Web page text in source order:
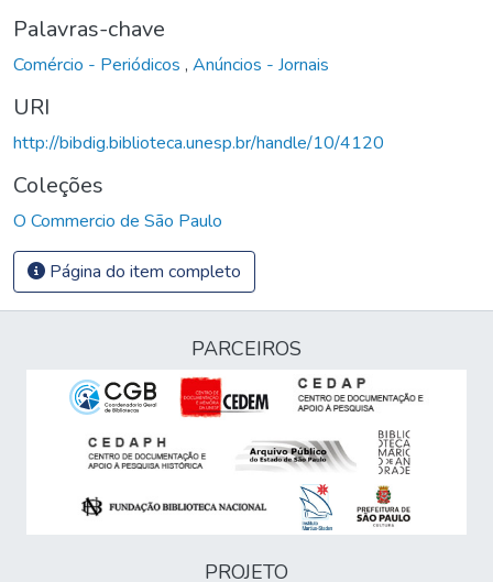
Palavras-chave
Comércio - Periódicos , Anúncios - Jornais
URI
http://bibdig.biblioteca.unesp.br/handle/10/4120
Coleções
O Commercio de São Paulo
Página do item completo
PARCEIROS
PROJETO